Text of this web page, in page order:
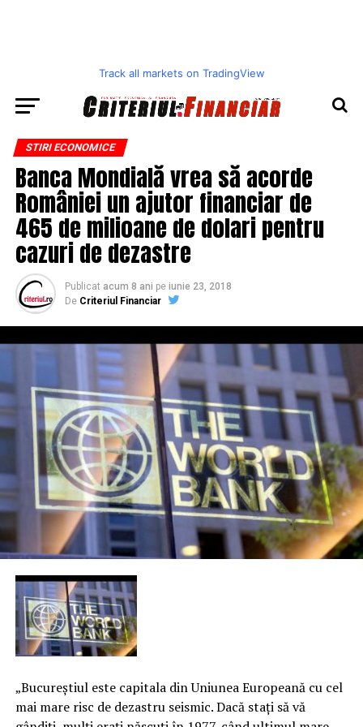
Track all markets on TradingView
STIRI ECONOMICE
Banca Mondială vrea să acorde
României un ajutor financiar de
465 de milioane de dolari pentru
cazuri de dezastre
Publicat acum 8 ani pe iunie 23, 2018
De Criteriul Financiar
„Bucureştiul este capitala din Uniunea Europeană cu cel
mai mare risc de dezastru seismic. Dacă staţi să vă